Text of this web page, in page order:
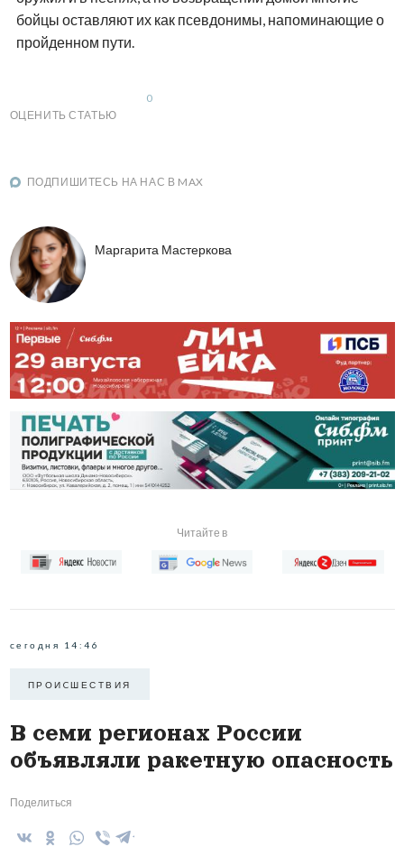
бойцы оставляют их как псевдонимы, напоминающие о
пройденном пути.
ОЦЕНИТЬ СТАТЬЮ
0
ПОДПИШИТЕСЬ НА НАС В MAX
Маргарита Мастеркова
Читайте в
сегодня 14:46
ПРОИCШЕСТВИЯ
В семи регионах России
объявляли ракетную опасность
Поделиться